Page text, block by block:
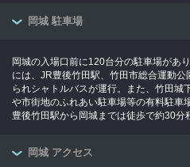
岡城 駐車場
岡城の入場口前に120台分の駐車場があ
には、JR豊後竹田駅、竹田市総合運動
られシャトルバスが運行。また、竹田城
や市街地のふれあい駐車場等の有料駐車
豊後竹田駅から岡城までは徒歩で約30分
岡城 アクセス